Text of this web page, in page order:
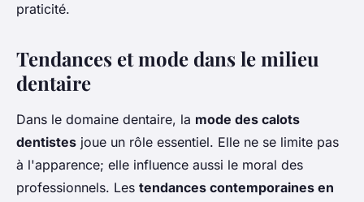
praticité.
Tendances et mode dans le milieu
dentaire
Dans le domaine dentaire, la mode des calots
dentistes joue un rôle essentiel. Elle ne se limite pas
à l'apparence; elle influence aussi le moral des
professionnels. Les tendances contemporaines en